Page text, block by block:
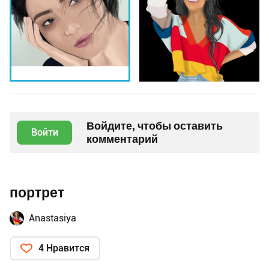
Войти
Войдите, чтобы оставить
комментарий
портрет
Anastasiya
4 Нравится